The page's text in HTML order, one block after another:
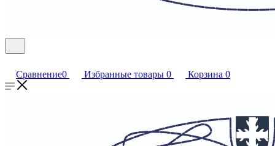
Сравнение0 Избранные товары 0 Корзина 0